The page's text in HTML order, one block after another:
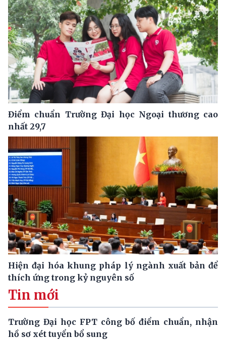
Điểm chuẩn Trường Đại học Ngoại thương cao
nhất 29,7
Hiện đại hóa khung pháp lý ngành xuất bản để
thích ứng trong kỷ nguyên số
Tin mới
Trường Đại học FPT công bố điểm chuẩn, nhận
hồ sơ xét tuyển bổ sung